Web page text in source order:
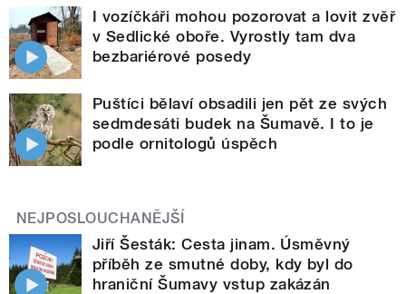
I vozíčkáři mohou pozorovat a lovit zvěř
v Sedlické oboře. Vyrostly tam dva
bezbariérové posedy
Puštíci bělaví obsadili jen pět ze svých
sedmdesáti budek na Šumavě. I to je
podle ornitologů úspěch
NEJPOSLOUCHANĚJŠÍ
Jiří Šesták: Cesta jinam. Úsměvný
příběh ze smutné doby, kdy byl do
hraniční Šumavy vstup zakázán